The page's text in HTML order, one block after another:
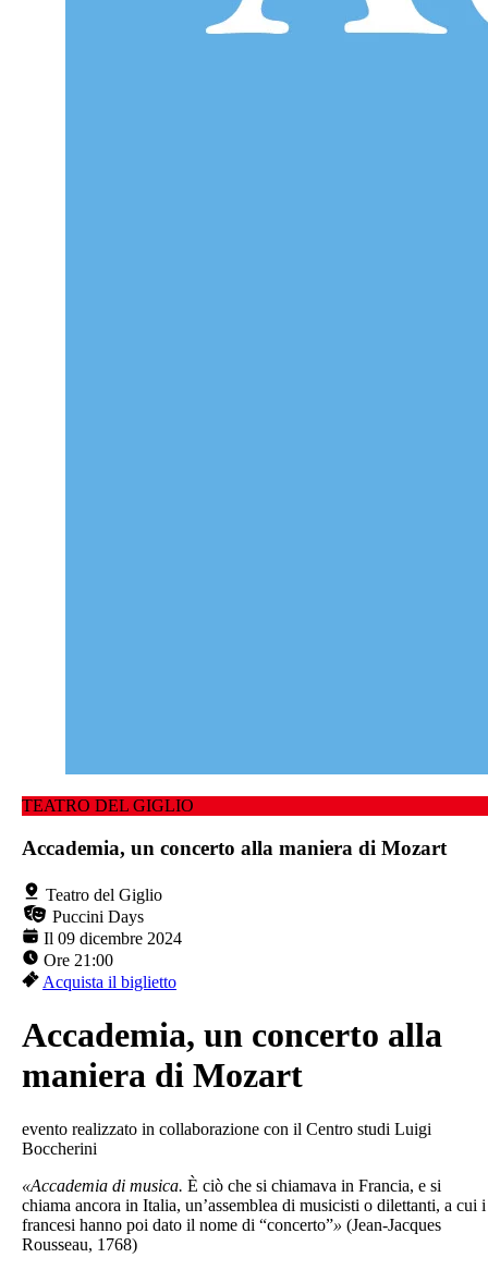
TEATRO DEL GIGLIO
Accademia, un concerto alla maniera di Mozart
Teatro del Giglio
Puccini Days
Il 09 dicembre 2024
Ore 21:00
Acquista il biglietto
Accademia, un concerto alla
maniera di Mozart
evento realizzato in collaborazione con il Centro studi Luigi
Boccherini
«Accademia di musica. È ciò che si chiamava in Francia, e si
chiama ancora in Italia, un’assemblea di musicisti o dilettanti, a cui i
francesi hanno poi dato il nome di “concerto”» (Jean-Jacques
Rousseau, 1768)